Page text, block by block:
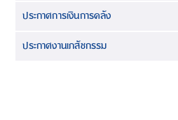
ประกาศการเงินการคลัง
ประกาศงานเภสัชกรรม